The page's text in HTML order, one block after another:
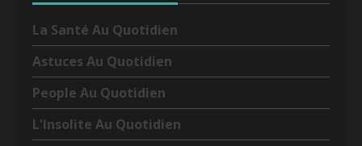
La Santé Au Quotidien
Astuces Au Quotidien
People Au Quotidien
L'Insolite Au Quotidien